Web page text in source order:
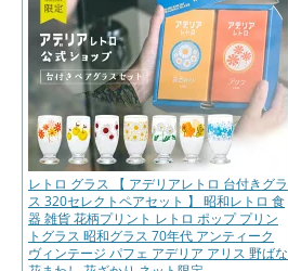
レトロ グラス 【 アデリアレトロ 台付きグラ
ス 320セレクトペアセット 】 昭和レトロ 食
器 雑貨 花柄プリント レトロ ポップ プリン
トグラス 昭和グラス 70年代 アンティーク
ヴィンテージ パフェ アデリア アリス 野ばな